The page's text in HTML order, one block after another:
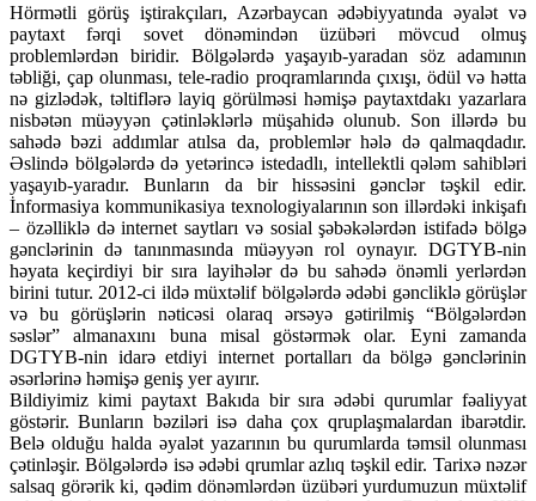
Hörmətli görüş iştirakçıları, Azərbaycan ədəbiyyatında əyalət və
paytaxt fərqi sovet dönəmindən üzübəri mövcud olmuş
problemlərdən biridir. Bölgələrdə yaşayıb-yaradan söz adamının
təbliği, çap olunması, tele-radio proqramlarında çıxışı, ödül və hətta
nə gizlədək, təltiflərə layiq görülməsi həmişə paytaxtdakı yazarlara
nisbətən müəyyən çətinləklərlə müşahidə olunub. Son illərdə bu
sahədə bəzi addımlar atılsa da, problemlər hələ də qalmaqdadır.
Əslində bölgələrdə də yetərincə istedadlı, intellektli qələm sahibləri
yaşayıb-yaradır.Bunların da bir hissəsini gənclər təşkil edir.
İnformasiya kommunikasiya texnologiyalarının son illərdəki inkişafı
– özəlliklə də internet saytları və sosial şəbəkələrdən istifadə bölgə
gənclərinin də tanınmasında müəyyən rol oynayır. DGTYB-nin
həyata keçirdiyi bir sıra layihələr də bu sahədə önəmli yerlərdən
birini tutur. 2012-ci ildə müxtəlif bölgələrdə ədəbi gəncliklə görüşlər
və bu görüşlərin nəticəsi olaraq ərsəyə gətirilmiş “Bölgələrdən
səslər” almanaxını buna misal göstərmək olar. Eyni zamanda
DGTYB-nin idarə etdiyi internet portalları da bölgə gənclərinin
əsərlərinə həmişə geniş yer ayırır.
Bildiyimiz kimi paytaxt Bakıda bir sıra ədəbi qurumlar fəaliyyat
göstərir. Bunların bəziləri isə daha çox qruplaşmalardan ibarətdir.
Belə olduğu halda əyalət yazarının bu qurumlarda təmsil olunması
çətinləşir. Bölgələrdə isə ədəbi qrumlar azlıq təşkil edir. Tarixə nəzər
salsaq görərik ki, qədim dönəmlərdən üzübəri yurdumuzun müxtəlif